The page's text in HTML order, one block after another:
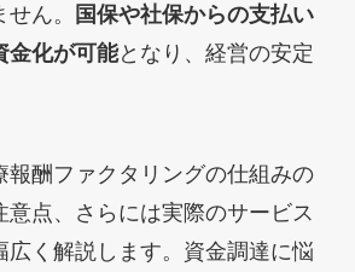
ん。
国保や社保からの支払い
金化が可能となり、経営の安定
報酬ファクタリングの仕組みの
意点、さらには実際のサービス
広く解説します。資金調達に悩